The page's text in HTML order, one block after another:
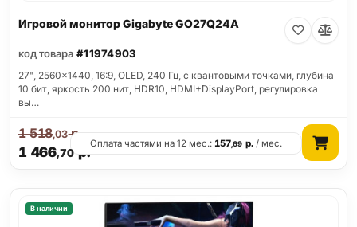
Игровой монитор Gigabyte GO27Q24A
код товара #11974903
27", 2560x1440, 16:9, OLED, 240 Гц, c квантовыми точками, глубина
10 бит, яркость 200 нит, HDR10, HDMI+DisplayPort, регулировка
вы…
1 466,70 р.
1 518,03р.
Оплата частями на 12 мес.:157,69 р./ мес.
В наличии